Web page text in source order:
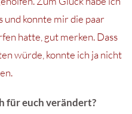
und konnte mir die paar
hatte, gut merken. Dass
würde, konnte ich ja nicht
für euch verändert?